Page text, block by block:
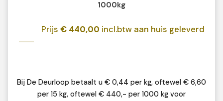
1000kg
Prijs € 440,00 incl.btw aan huis geleverd
Bij De Deurloop betaalt u € 0,44 per kg, oftewel € 6,60
per 15 kg, oftewel € 440,- per 1000 kg voor